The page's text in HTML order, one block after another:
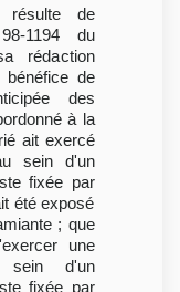
résulte de
1194 du
rédaction
de
des
à la
ait exercé
sein d'un
fixée par
été exposé
; que
une
sein d'un
fixée par